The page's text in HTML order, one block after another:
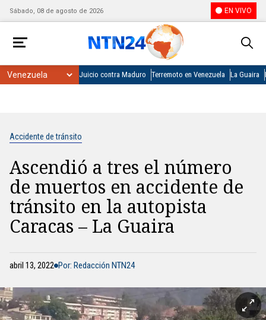
Sábado, 08 de agosto de 2026 EN VIVO
Juicio contra Maduro Terremoto en Venezuela La Guaira
Accidente de tránsito
Ascendió a tres el número
de muertos en accidente de
tránsito en la autopista
Caracas – La Guaira
abril 13, 2022 Por: Redacción NTN24